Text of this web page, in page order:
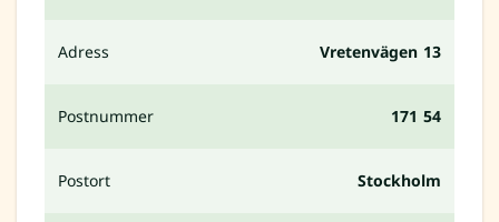
Adress Vretenvägen 13
Postnummer 171 54
Postort Stockholm